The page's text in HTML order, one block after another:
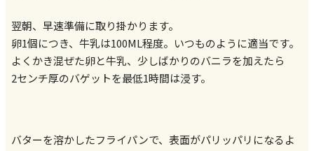
翌朝、早速準備に取り掛かります。
卵1個につき、牛乳は100ML程度。いつものように適当です。
よくかき混ぜた卵と牛乳、少しばかりのバニラを加えたら
2センチ厚のバゲットを最低1時間は浸す。
バターを溶かしたフライパンで、表面がパリッパリになるよ